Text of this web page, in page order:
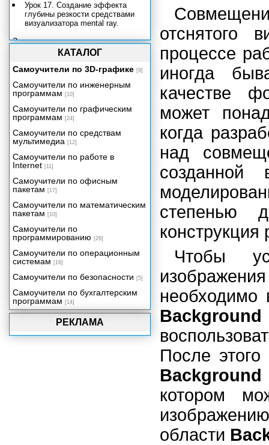
отснятого
процессе
иногда
качестве
может
когда
над
степенью
конструкция
Чтобы
необходимо
Background
После
Background
котором
области
РЕКЛАМА
Урок 17. Создание эффекта
глубины резкости средствами
визуализатора mental ray.
Заключение
ПриложениеКАТАЛОГ
Самоучители по 3D-графике [9]
Самоучители по инженерным
программам [10]
Самоучители по графическим
программам [24]
Самоучители по средствам
мультимедиа [12]
Самоучители по работе в
Internet [11]
Самоучители по офисным
пакетам [17]
Самоучители по математическим
пакетам [10]
Самоучители по
программированию [26]
Самоучители по операционным
системам [16]
Самоучители по безопасности [5]
Самоучители по бухгалтерским
программам [14]